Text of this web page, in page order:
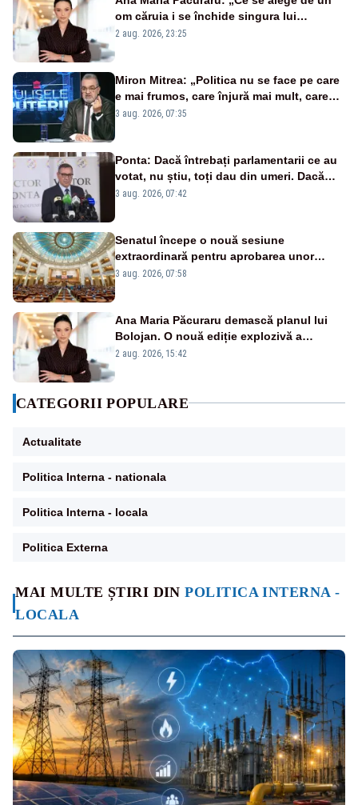
MAI MULTE ȘTIRI DINPOLITICA INTERNA -
LOCALA
om căruia i se închide singura lui
portiță?”
2 aug. 2026, 23:25
Miron Mitrea: „Politica nu se face pe care
e mai frumos, care înjură mai mult, care
țipă mai tare, ci pe proiecte”
3 aug. 2026, 07:35
Ponta: Dacă întrebați parlamentarii ce au
votat, nu știu, toți dau din umeri. Dacă
întrebi de ce au votat pro sau contra, o să
3 aug. 2026, 07:42
Senatul începe o nouă sesiune
extraordinară pentru aprobarea unor
jaloane din PNRR
3 aug. 2026, 07:58
Ana Maria Păcuraru demască planul lui
Bolojan. O nouă ediție explozivă a
emisiunii „Miza Zilei” la Realitatea PLUS
2 aug. 2026, 15:42
CATEGORII POPULARE
Actualitate
Politica Interna - nationala
Politica Interna - locala
Politica Externa